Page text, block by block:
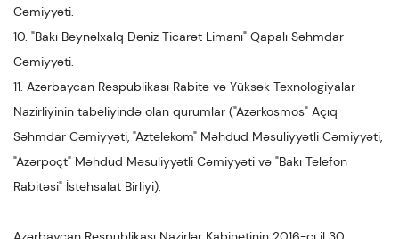
Cəmiyyəti.
10. "Bakı Beynəlxalq Dəniz Ticarət Limanı" Qapalı Səhmdar
Cəmiyyəti.
11. Azərbaycan Respublikası Rabitə və Yüksək Texnologiyalar
Nazirliyinin tabeliyində olan qurumlar ("Azərkosmos" Açıq
Səhmdar Cəmiyyəti, "Aztelekom" Məhdud Məsuliyyətli Cəmiyyəti,
"Azərpoçt" Məhdud Məsuliyyətli Cəmiyyəti və "Bakı Telefon
Rabitəsi" İstehsalat Birliyi).